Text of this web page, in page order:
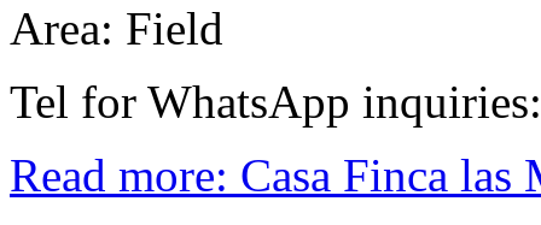
Area: Field
Tel for WhatsApp
Read more: Casa Finca las